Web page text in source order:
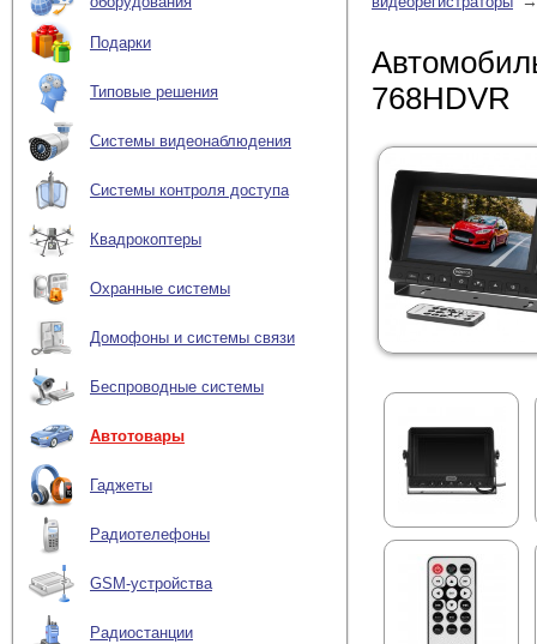
Подарки
Типовые решения
Системы видеонаблюдения
Системы контроля доступа
Квадрокоптеры
Охранные системы
Домофоны и системы связи
Беспроводные системы
Автотовары
Гаджеты
Радиотелефоны
GSM-устройства
Радиостанции
768HDVR